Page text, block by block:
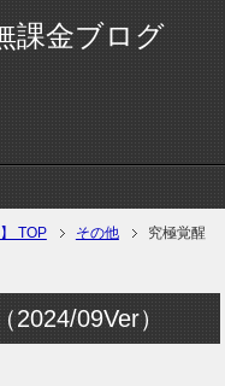
課金ブログ
TOP その他
究極覚醒
2024/09Ver）